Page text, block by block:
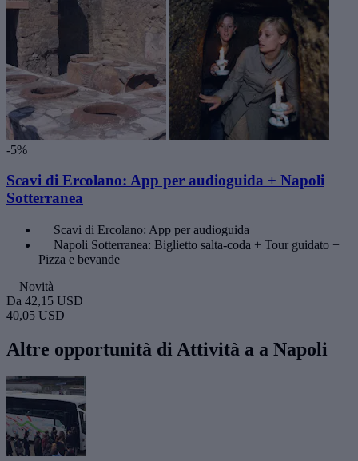
-5%
Scavi di Ercolano: App per audioguida + Napoli
Sotterranea
Scavi di Ercolano: App per audioguida
Napoli Sotterranea: Biglietto salta-coda + Tour guidato +
Pizza e bevande
Novità
Da 42,15 USD
40,05 USD
Altre opportunità di Attività a a Napoli